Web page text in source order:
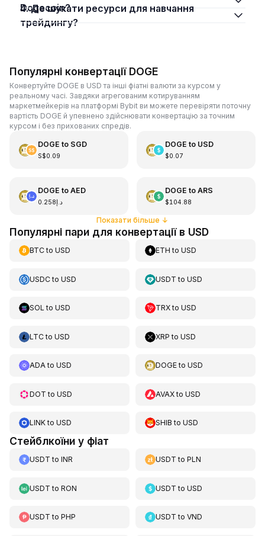
Dogecoin?
4. Де шукати ресурси для навчання
трейдингу?
Популярні конвертації DOGE
Конвертуйте DOGE в USD та інші фіатні валюти за курсом у
реальному часі. Завдяки агрегованим котируванням
маркетмейкерів на платформі Bybit ви можете перевіряти поточну
вартість DOGE й упевнено здійснювати конвертацію за точним
курсом і без прихованих спредів.
DOGE to SGD
S$0.09
DOGE to USD
$0.07
DOGE to AED
د.إ0.258
DOGE to ARS
$104.88
Показати більше ↓
Популярні пари для конвертації в USD
BTCto USD ETH toUSD
USDCto USD USDT toUSD
SOL to USD TRXtoUSD
LTCto USD XRP toUSD
ADAto USD DOGEtoUSD
DOT to USD AVAXtoUSD
LINKto USD SHIB toUSD
Стейблкоїни у фіат
USDT to INR USDT toPLN
USDT to RON USDT toUSD
USDT to PHP USDT toVND